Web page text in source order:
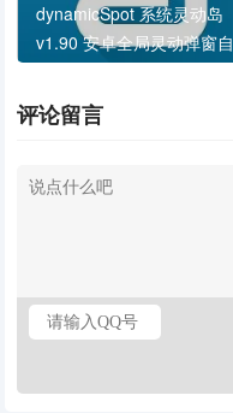
dynamicSpot 系统灵动岛
v1.90 安卓全局灵动弹窗自
评论留言